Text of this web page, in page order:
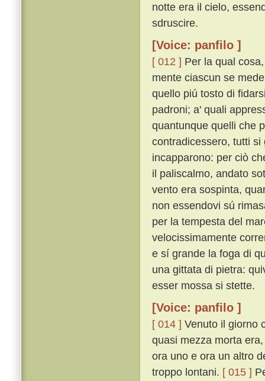
notte era il cielo,
sdruscire.
[Voice: panfilo ]
[ 012 ] Per la qual
mente ciascun se
quello piú tosto di
padroni; a' quali
quantunque quelli che
contradicessero, tutti
incapparono: per ciò
il paliscalmo, andato
vento era sospinta,
non essendovi sú
per la tempesta del
velocissimamente
e sí grande la foga di
una gittata di pietra:
esser mossa si stette.
[Voice: panfilo ]
[ 014 ] Venuto il giorno
quasi mezza morta
ora uno e ora un altro
troppo lontani. [ 015 ]